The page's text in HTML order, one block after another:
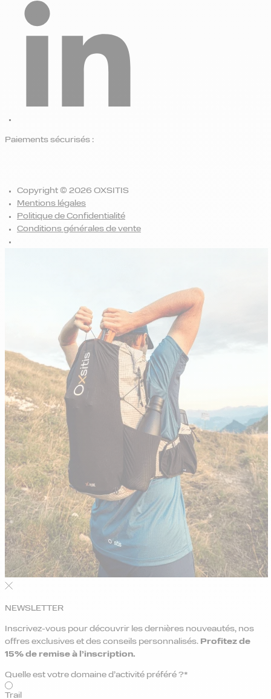
Paiements sécurisés :
Copyright © 2026 OXSITIS
Mentions légales
Politique de Confidentialité
Conditions générales de vente
NEWSLETTER
Inscrivez-vous pour découvrir les dernières nouveautés, nos
offres exclusives et des conseils personnalisés. Profitez de
15% de remise à l’inscription.
Quelle est votre domaine d’activité préféré ?*
Trail